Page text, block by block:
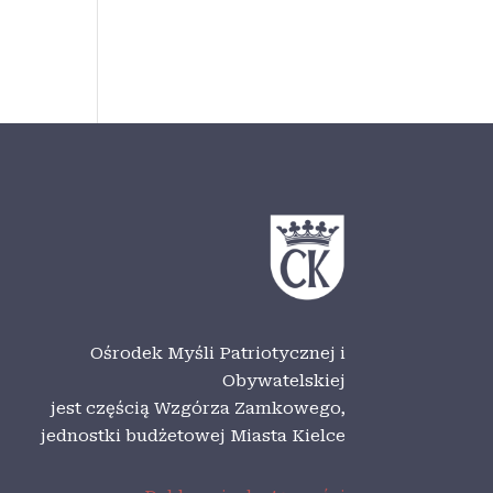
Ośrodek Myśli Patriotycznej i
Obywatelskiej
jest częścią Wzgórza Zamkowego,
jednostki budżetowej Miasta Kielce